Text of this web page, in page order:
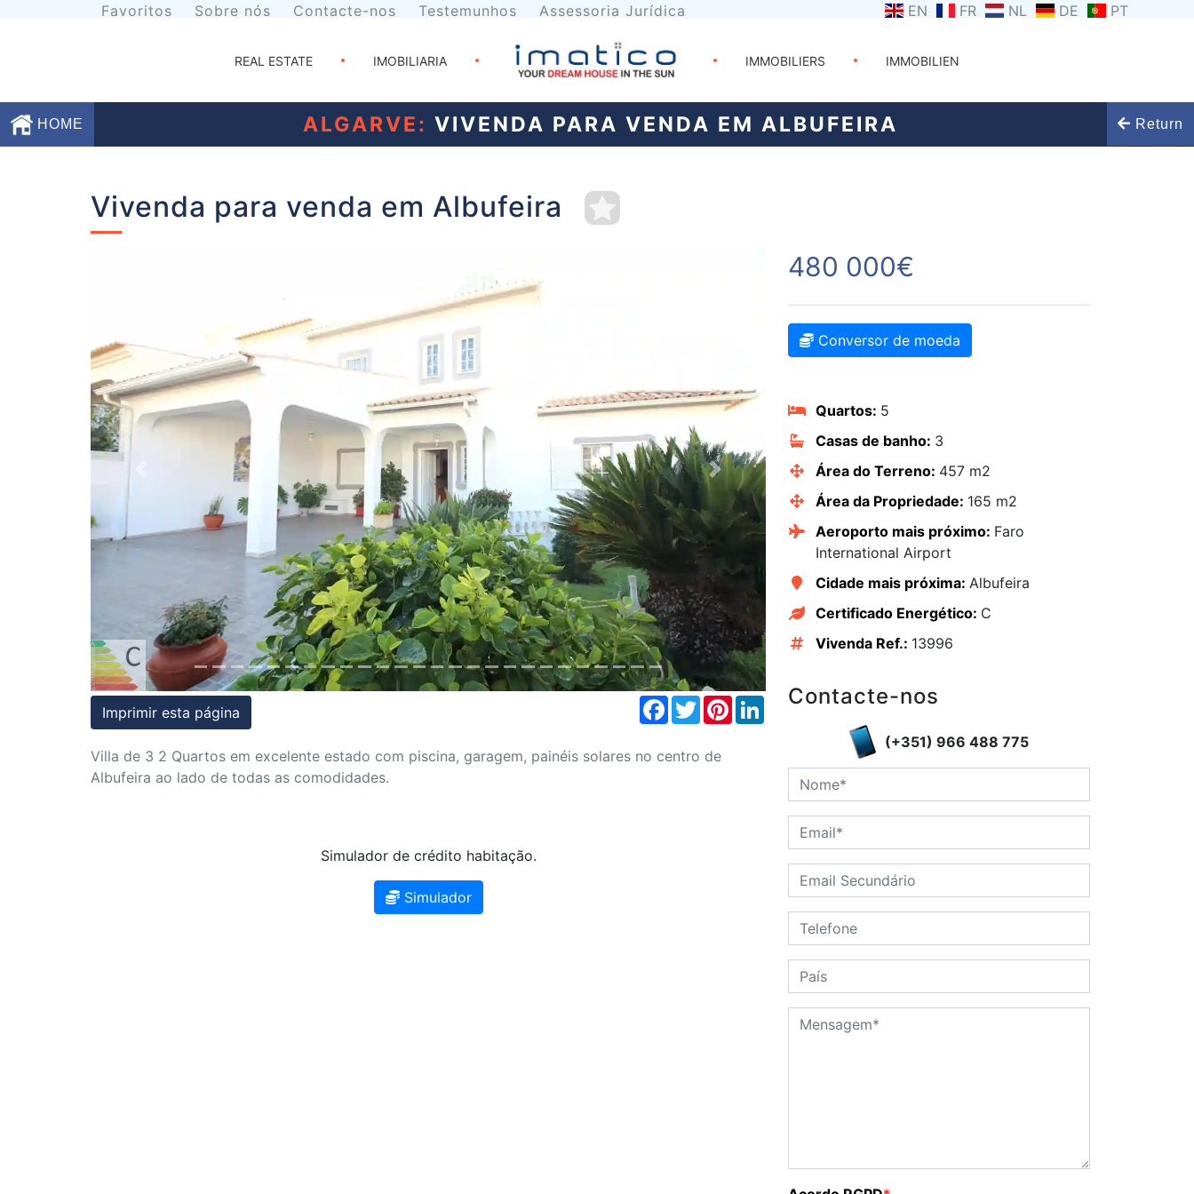
Favoritos Sobre nós Contacte-nos Testemunhos Assessoria Jurídica EN FR NL DE PT
REAL ESTATE IMOBILIARIA IMMOBILIERS IMMOBILIEN
HOME ALGARVE: VIVENDA PARA VENDA EM ALBUFEIRA Return
Condições
Testemunhos
Vivenda para venda em Albufeira
Next
Imprimir esta página
Facebook
TwitterPinterestLinkedIn
Villa de 3 2 Quartos em excelente estado com piscina, garagem, painéis solares no centro de
Albufeira ao lado de todas as comodidades.
Simulador de crédito habitação.
Simulador
480 000€
Conversor de moeda
Quartos: 5
Casas de banho: 3
Área do Terreno: 457 m2
Área da Propriedade: 165 m2
Aeroporto mais próximo: Faro
International Airport
Cidade mais próxima: Albufeira
Certificado Energético: C
Vivenda Ref.: 13996
Contacte-nos
(+351) 966 488 775